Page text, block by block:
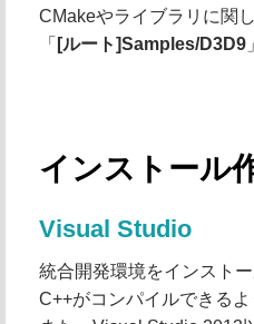
CMakeやライブラリに関
「 [ルート]Samples/D3D9
インストール
Visual Studio
統合開発環境をインストー
C++がコンパイルできるよ